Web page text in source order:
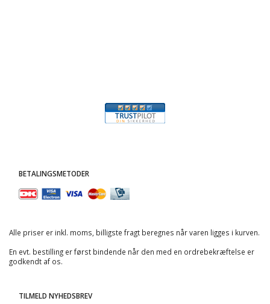
BETALINGSMETODER
Alle priser er inkl. moms, billigste fragt beregnes når varen ligges i kurven.
En evt. bestilling er først bindende når den med en ordrebekræftelse er
godkendt af os.
TILMELD NYHEDSBREV